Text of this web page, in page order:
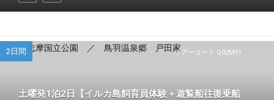
ツアーコード Q02MYI
2日間
土曜発1泊2日【イルカ島飼育員体験＋遊覧船往復乗船